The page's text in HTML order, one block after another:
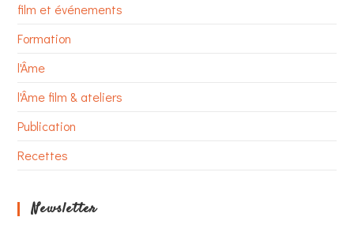
film et événements
Formation
l'Âme
l'Âme film & ateliers
Publication
Recettes
Newsletter